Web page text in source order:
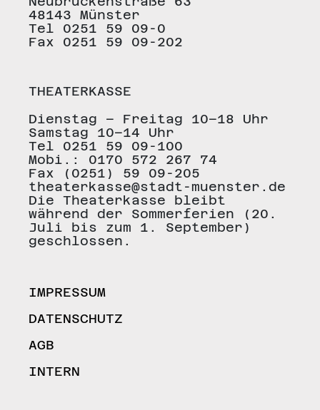
48143 Münster
Tel 0251 59 09-0
Fax 0251 59 09-202
THEATERKASSE
Dienstag – Freitag 10–18 Uhr
Samstag 10–14 Uhr
Tel 0251 59 09-100
Mobi.: 0170 572 267 74
Fax (0251) 59 09-205
theaterkasse@stadt-muenster.de
Die Theaterkasse bleibt
während der Sommerferien (20.
Juli bis zum 1. September)
geschlossen.
IMPRESSUM
DATENSCHUTZ
AGB
INTERN